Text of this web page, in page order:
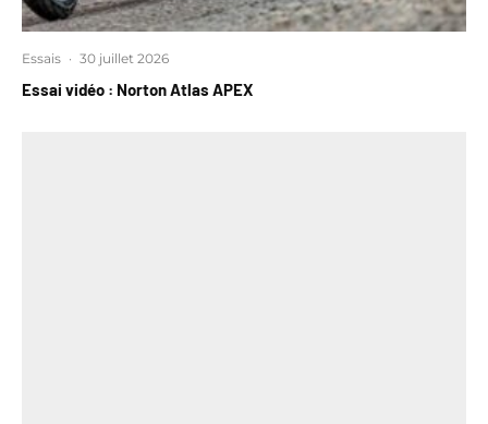
Essais · 30 juillet 2026
Essai vidéo : Norton Atlas APEX